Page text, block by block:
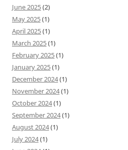
June 2025(2)
May 2025(1)
April 2025(1)
March 2025(1)
February 2025(1)
January 2025(1)
December 2024(1)
November 2024(1)
October 2024(1)
September 2024(1)
August 2024(1)
July 2024(1)